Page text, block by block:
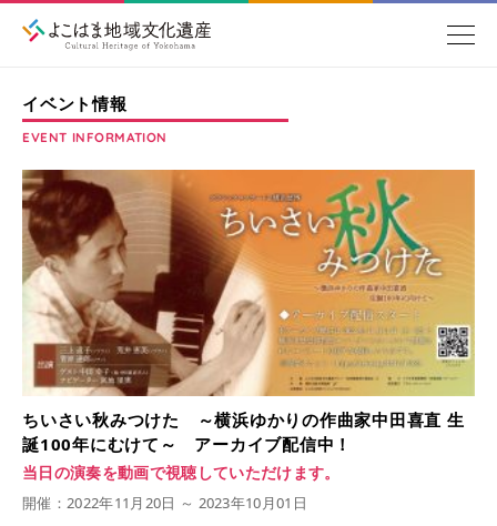
イベント情報
EVENT INFORMATION
ちいさい秋みつけた ～横浜ゆかりの作曲家中田喜直 生
誕100年にむけて～ アーカイブ配信中！
当日の演奏を動画で視聴していただけます。
開催：2022年11月20日 ～ 2023年10月01日